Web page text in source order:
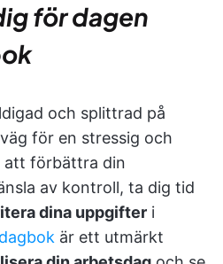
för dagen
och splittrad på
för en stressig och
att förbättra din
av kontroll, ta dig tid
dina uppgifter i
dagbok är ett utmärkt